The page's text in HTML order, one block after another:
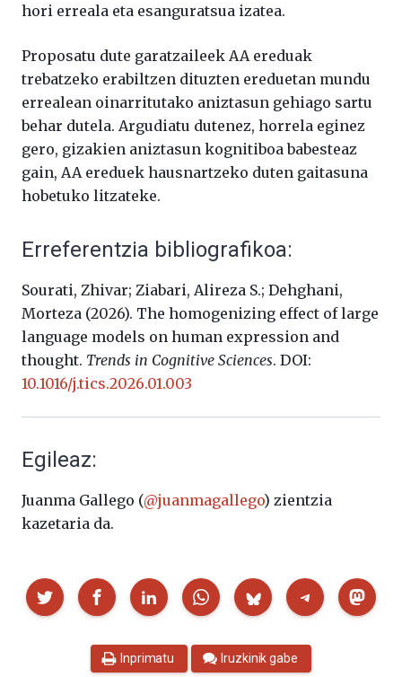
hori erreala eta esanguratsua izatea.
Proposatu dute garatzaileek AA ereduak
trebatzeko erabiltzen dituzten ereduetan mundu
errealean oinarritutako aniztasun gehiago sartu
behar dutela. Argudiatu dutenez, horrela eginez
gero, gizakien aniztasun kognitiboa babesteaz
gain, AA ereduek hausnartzeko duten gaitasuna
hobetuko litzateke.
Erreferentzia bibliografikoa:
Sourati, Zhivar; Ziabari, Alireza S.; Dehghani,
Morteza (2026). The homogenizing effect of large
language models on human expression and
thought. Trends in Cognitive Sciences. DOI:
10.1016/j.tics.2026.01.003
Egileaz:
Juanma Gallego (@juanmagallego) zientzia
kazetaria da.
Partekatu
Inprimatu Iruzkinik gabe